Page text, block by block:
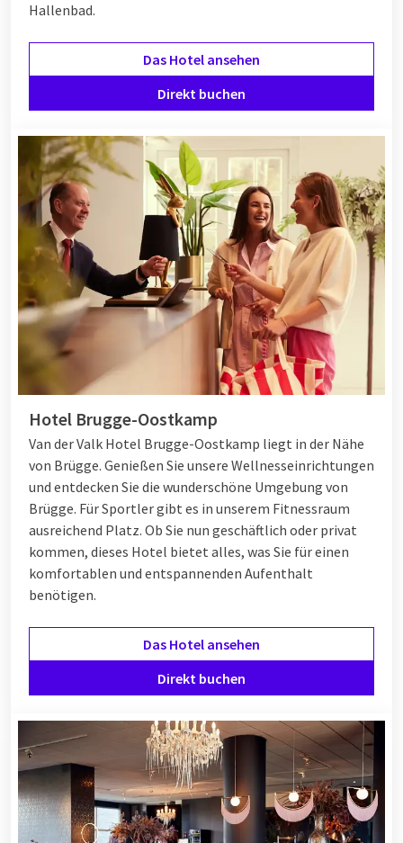
Hallenbad.
Das Hotel ansehen
Direkt buchen
Hotel Brugge-Oostkamp
Van der Valk Hotel Brugge-Oostkamp liegt in der Nähe
von Brügge. Genießen Sie unsere Wellnesseinrichtungen
und entdecken Sie die wunderschöne Umgebung von
Brügge. Für Sportler gibt es in unserem Fitnessraum
ausreichend Platz. Ob Sie nun geschäftlich oder privat
kommen, dieses Hotel bietet alles, was Sie für einen
komfortablen und entspannenden Aufenthalt
benötigen.
Das Hotel ansehen
Direkt buchen